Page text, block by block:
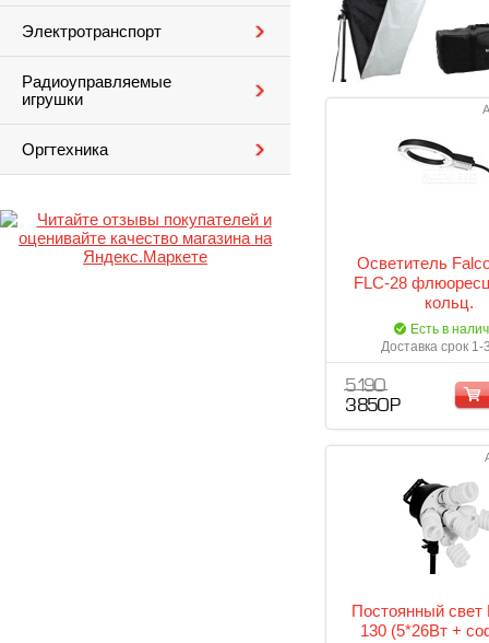
Электротранспорт
Радиоуправляемые
игрушки
Оргтехника
Осветитель
FLC-28
кольц.
Есть в
Доставка срок 1-
5 190
3 850 Р
Постоянный свет
130 (5*26Вт +